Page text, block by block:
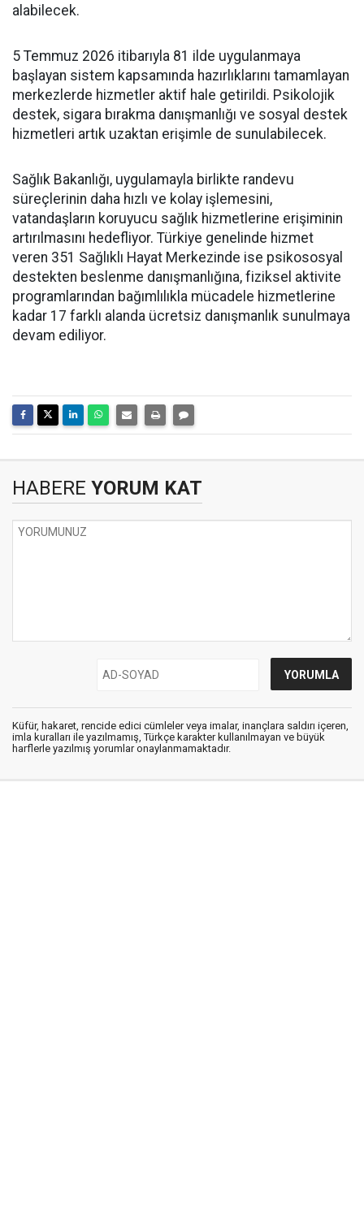
alabilecek.
5 Temmuz 2026 itibarıyla 81 ilde uygulanmaya
başlayan sistem kapsamında hazırlıklarını tamamlayan
merkezlerde hizmetler aktif hale getirildi. Psikolojik
destek, sigara bırakma danışmanlığı ve sosyal destek
hizmetleri artık uzaktan erişimle de sunulabilecek.
Sağlık Bakanlığı, uygulamayla birlikte randevu
süreçlerinin daha hızlı ve kolay işlemesini,
vatandaşların koruyucu sağlık hizmetlerine erişiminin
artırılmasını hedefliyor. Türkiye genelinde hizmet
veren 351 Sağlıklı Hayat Merkezinde ise psikososyal
destekten beslenme danışmanlığına, fiziksel aktivite
programlarından bağımlılıkla mücadele hizmetlerine
kadar 17 farklı alanda ücretsiz danışmanlık sunulmaya
devam ediliyor.
HABERE YORUM KAT
Küfür, hakaret, rencide edici cümleler veya imalar, inançlara saldırı içeren,
imla kuralları ile yazılmamış, Türkçe karakter kullanılmayan ve büyük
harflerle yazılmış yorumlar onaylanmamaktadır.